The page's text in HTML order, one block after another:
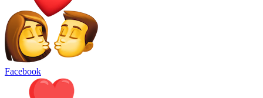
Facebook